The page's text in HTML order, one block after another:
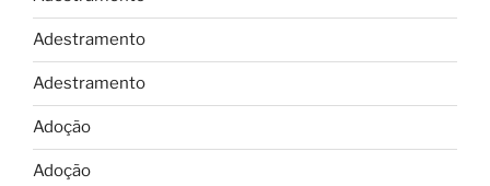
Adestramento
Adestramento
Adoção
Adoção